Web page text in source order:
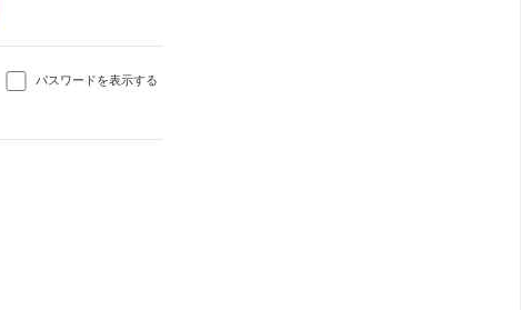
パスワードを表示する